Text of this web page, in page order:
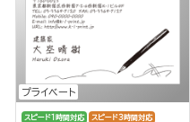
プライベート
スピード1時間対応 スピード3時間対応